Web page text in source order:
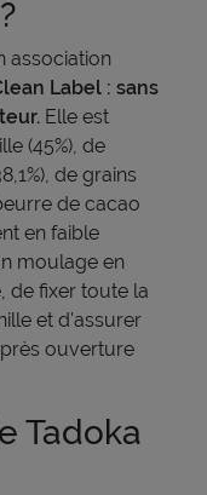
association
Label : sans
Elle est
(45%), de
de grains
de cacao
en faible
moulage en
de fixer toute la
et d'assurer
ouverture
Tadoka